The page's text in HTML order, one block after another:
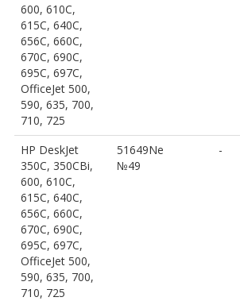
600, 610C,
615C, 640C,
656C, 660C,
670C, 690C,
695C, 697C,
OfficeJet 500,
590, 635, 700,
710, 725
HP DeskJet
350C, 350CBi,
600, 610C,
615C, 640C,
656C, 660C,
670C, 690C,
695C, 697C,
OfficeJet 500,
590, 635, 700,
710, 725
51649Ne
№49
-